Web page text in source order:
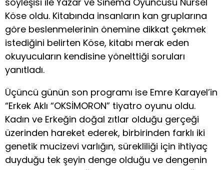
Köse oldu. Kitabında insanların kan gruplarına
göre beslenmelerinin önemine dikkat çekmek
istediğini belirten Köse, kitabı merak eden
okuyucuların kendisine yönelttiği soruları
yanıtladı.
Üçüncü günün son programı ise Emre Karayel’in
“Erkek Aklı “OKSİMORON” tiyatro oyunu oldu.
Kadın ve Erkeğin doğal zıtlar olduğu gerçeği
üzerinden hareket ederek, birbirinden farklı iki
genetik mucizevi varlığın, sürekliliği için ihtiyaç
duyduğu tek şeyin denge olduğu ve dengenin